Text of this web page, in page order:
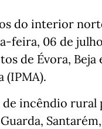
do interior
feira, 06 de
de Évora,
(IPMA).
incêndio